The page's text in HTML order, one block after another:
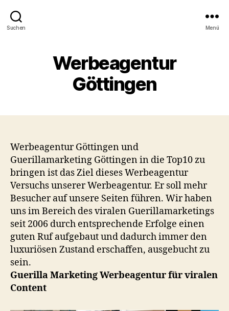
Suchen Menü
Werbeagentur
Göttingen
Werbeagentur Göttingen und
Guerillamarketing Göttingen in die Top10 zu
bringen ist das Ziel dieses Werbeagentur
Versuchs unserer Werbeagentur. Er soll mehr
Besucher auf unsere Seiten führen. Wir haben
uns im Bereich des viralen Guerillamarketings
seit 2006 durch entsprechende Erfolge einen
guten Ruf aufgebaut und dadurch immer den
luxuriösen Zustand erschaffen, ausgebucht zu
sein.
Guerilla Marketing Werbeagentur für viralen
Content